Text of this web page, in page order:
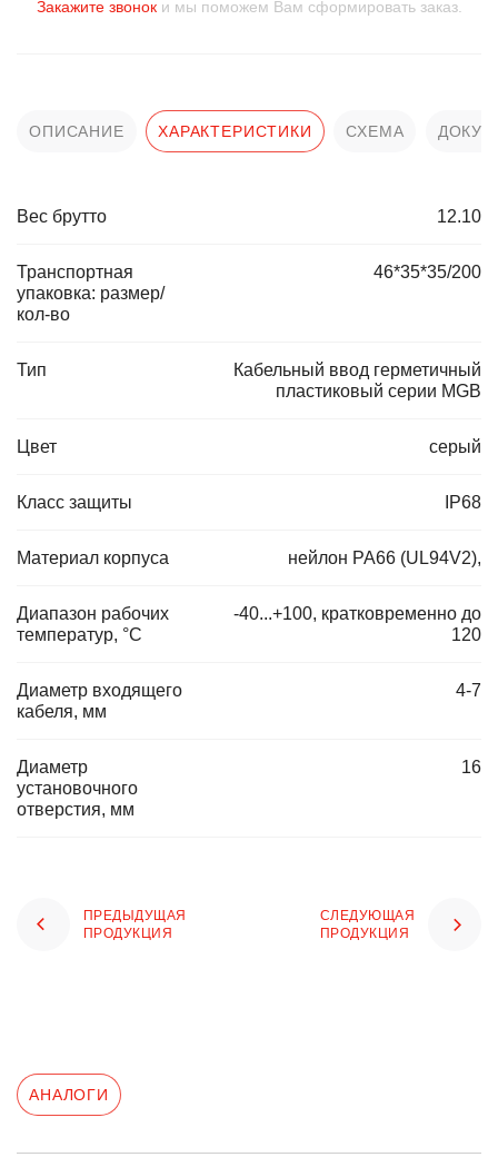
Закажите звоноки мы поможем Вам сформировать заказ.
ОПИСАНИЕ ХАРАКТЕРИСТИКИ СХЕМА
Вес брутто 12.10
Транспортная
упаковка: размер/
кол-во
46*35*35/200
Тип
Кабельный ввод герметичный
пластиковый серии MGB
Цвет серый
Класс защиты IP68
Материал корпуса нейлон PA66 (UL94V2),
Диапазон рабочих
температур, °C
-40...+100, кратковременно до
120
Диаметр входящего
кабеля, мм
4-7
Диаметр
установочного
отверстия, мм
16
ПРЕДЫДУЩАЯ
ПРОДУКЦИЯ
СЛЕДУЮЩАЯ
ПРОДУКЦИЯ
АНАЛОГИ